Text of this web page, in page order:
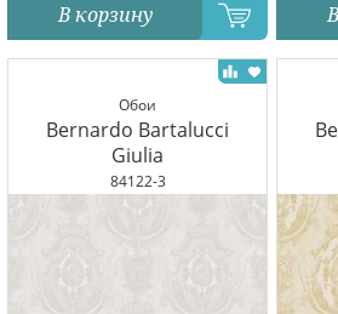
В корзину
Обои
Bernardo Bartalucci
Giulia
84122-3